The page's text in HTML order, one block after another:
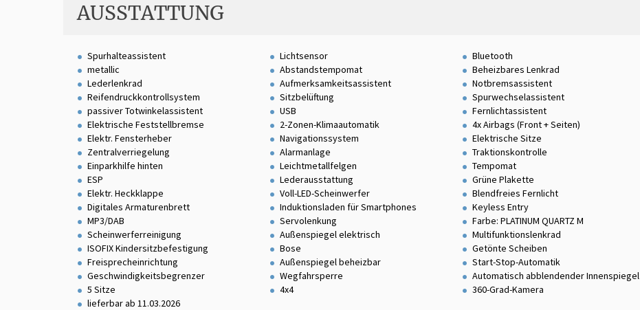
AUSSTATTUNG
Spurhalteassistent Lichtsensor Bluetooth
metallic
Abstandstempomat Beheizbares Lenkrad
Lederlenkrad
Aufmerksamkeitsassistent Notbremsassistent
Reifendruckkontrollsystem
Sitzbelüftung Spurwechselassistent
passiver Totwinkelassistent
USB Fernlichtassistent
Elektrische Feststellbremse
2-Zonen-Klimaautomatik 4x Airbags (Front + Seiten)
Elektr. Fensterheber
Navigationssystem Elektrische Sitze
Zentralverriegelung
Alarmanlage Traktionskontrolle
Einparkhilfe hinten
Leichtmetallfelgen Tempomat
ESP
Lederausstattung Grüne Plakette
Elektr. Heckklappe
Voll-LED-Scheinwerfer Blendfreies Fernlicht
Digitales Armaturenbrett
Induktionsladen für Smartphones Keyless Entry
MP3/DAB
Servolenkung Farbe: PLATINUM QUARTZ M
Scheinwerferreinigung
Außenspiegel elektrisch Multifunktionslenkrad
ISOFIX Kindersitzbefestigung
Bose Getönte Scheiben
Freisprecheinrichtung
Außenspiegel beheizbar Start-Stop-Automatik
Geschwindigkeitsbegrenzer
Wegfahrsperre Automatisch abblendender Innenspiegel
5 Sitze
4x4 360-Grad-Kamera
lieferbar ab 11.03.2026